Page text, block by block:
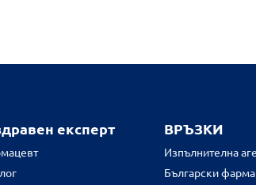
експерт ВРЪЗКИ
Изпълнителна
Български